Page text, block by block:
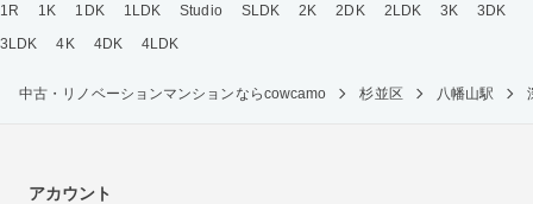
1R 1K 1DK 1LDK Studio SLDK 2K 2DK 2LDK 3K
3DK
3LDK
4K 4DK 4LDK
中古・リノベーションマンションならcowcamo 杉並区 八幡山駅
アカウント